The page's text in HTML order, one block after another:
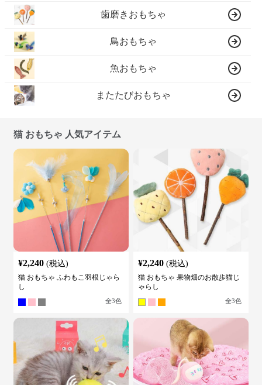
歯磨きおもちゃ
鳥おもちゃ
魚おもちゃ
またたびおもちゃ
猫 おもちゃ 人気アイテム
¥2,240 (税込)
猫 おもちゃ ふわもこ羽根じゃら
し
全3色
¥2,240 (税込)
猫 おもちゃ 果物畑のお散歩猫じ
ゃらし
全3色